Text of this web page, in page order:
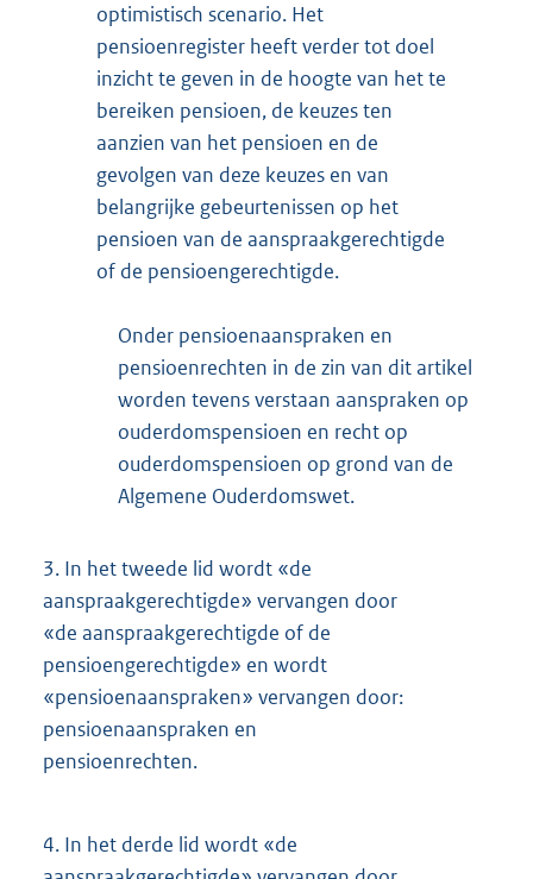
optimistisch scenario. Het
pensioenregister heeft verder tot doel
inzicht te geven in de hoogte van het te
bereiken pensioen, de keuzes ten
aanzien van het pensioen en de
gevolgen van deze keuzes en van
belangrijke gebeurtenissen op het
pensioen van de aanspraakgerechtigde
of de pensioengerechtigde.
Onder pensioenaanspraken en
pensioenrechten in de zin van dit artikel
worden tevens verstaan aanspraken op
ouderdomspensioen en recht op
ouderdomspensioen op grond van de
Algemene Ouderdomswet.
3. In het tweede lid wordt «de
aanspraakgerechtigde» vervangen door
«de aanspraakgerechtigde of de
pensioengerechtigde» en wordt
«pensioenaanspraken» vervangen door:
pensioenaanspraken en
pensioenrechten.
4. In het derde lid wordt «de